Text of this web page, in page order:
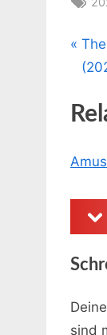
P
r
v
o
s
prev
sind